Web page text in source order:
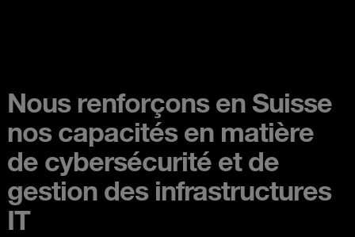
Nous renforçons en Suisse
nos capacités en matière
de cybersécurité et de
gestion des infrastructures
IT